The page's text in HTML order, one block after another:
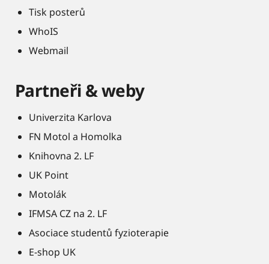
Tisk posterů
WhoIS
Webmail
Partneři & weby
Univerzita Karlova
FN Motol a Homolka
Knihovna 2. LF
UK Point
Motolák
IFMSA CZ na 2. LF
Asociace studentů fyzioterapie
E-shop UK